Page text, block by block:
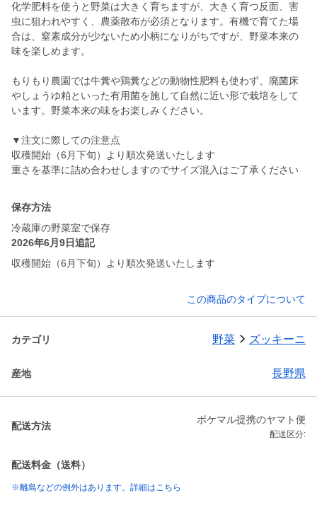
化学肥料を使うと野菜は大きく育ちますが、大きく育つ反面、害
虫に狙われやすく、農薬散布が必須となります。有機で育てた場
合は、窒素成分が少ないため小柄になりがちですが、野菜本来の
味を楽しめます。
もりもり農園では牛糞や鶏糞などの動物性肥料も使わず、廃菌床
やしょうゆ粕といった有用菌を施して自然に近い形で栽培をして
います。野菜本来の味をお楽しみください。
▼注文に際しての注意点
収穫開始（6月下旬）より順次発送いたします
重さを基準に詰め合わせしますのでサイズ混入はご了承ください
保存方法
冷蔵庫の野菜室で保存
2026年6月9日追記
収穫開始（6月下旬）より順次発送いたします
この商品のタイプについて
カテゴリ 野菜 ズッキーニ
産地 長野県
配送方法
ポケマル提携のヤマト便
配送区分:
配送料金（送料）
※離島などの例外はあります。詳細はこちら